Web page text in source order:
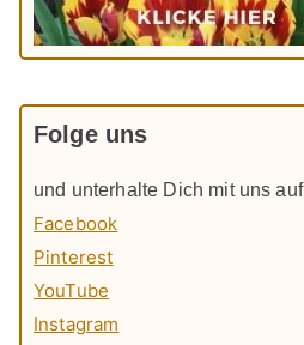
Folge uns
und unterhalte Dich mit uns auf
Facebook
Pinterest
YouTube
Instagram